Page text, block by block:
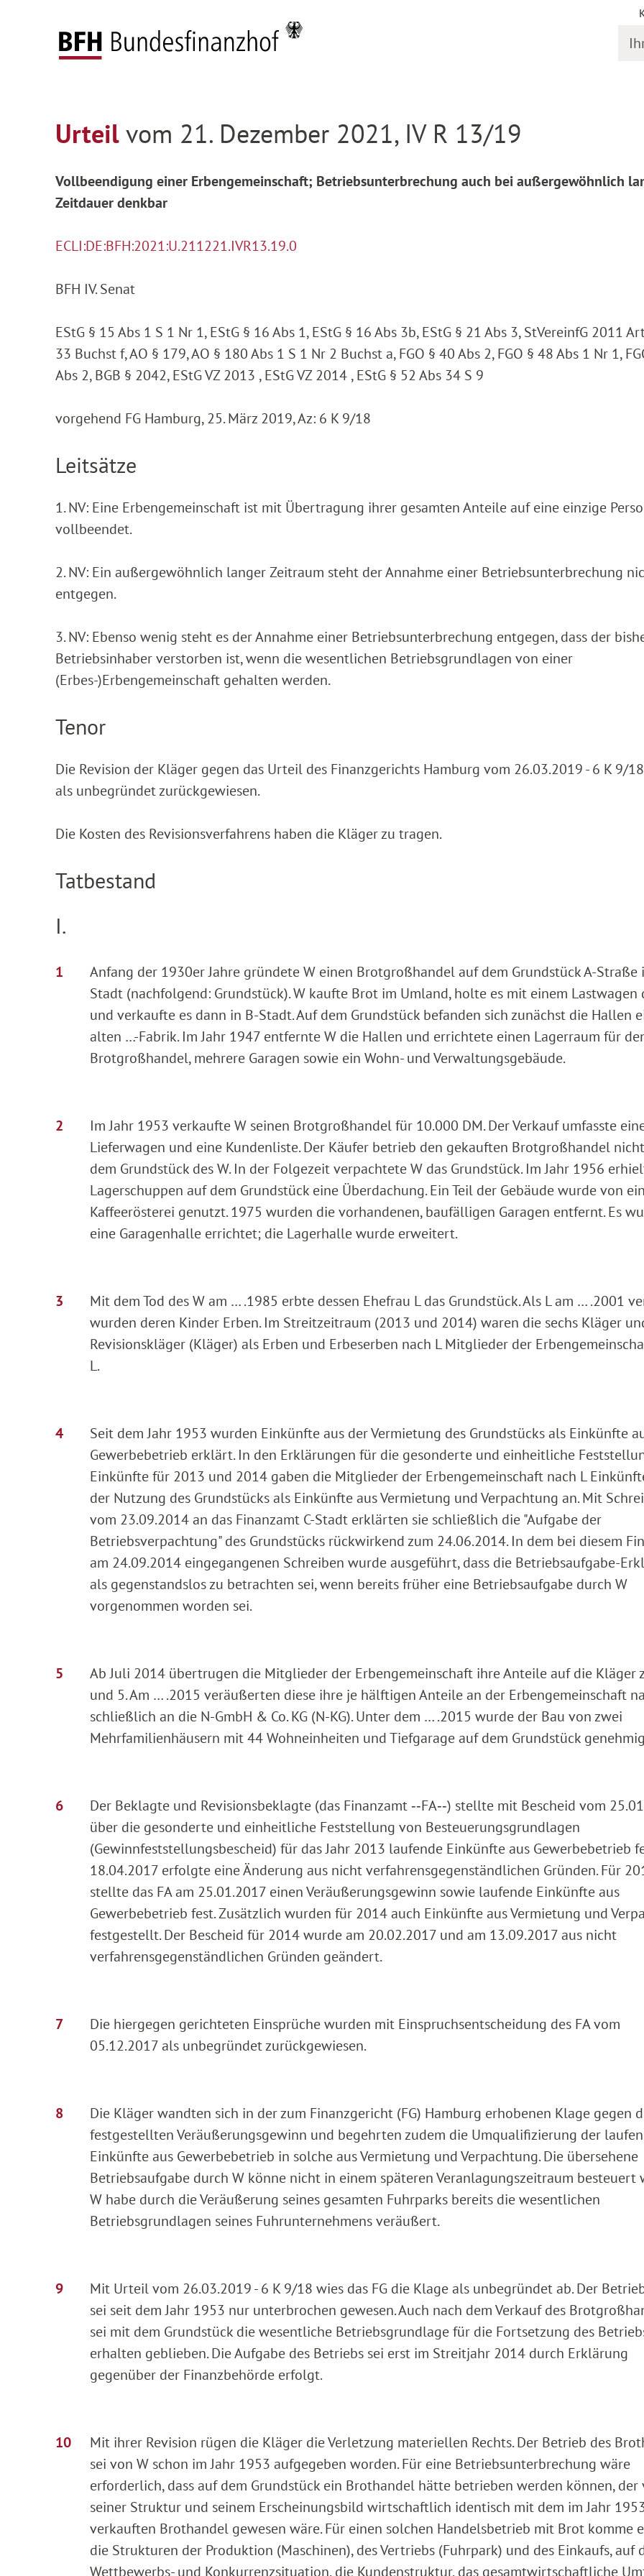
Startseite
Urteilvom 21. Dezember 2021, IV R 13/19
Vollbeendigung einer Erbengemeinschaft; Betriebsunterbrechung auch bei außergewöhnlich
Zeitdauer denkbar
ECLI:DE:BFH:2021:U.211221.IVR13.19.0
BFH IV. Senat
EStG § 15 Abs 1 S 1 Nr 1, EStG § 16 Abs 1, EStG § 16 Abs 3b, EStG § 21 Abs 3, StVereinfG 2011
33 Buchst f, AO § 179, AO § 180 Abs 1 S 1 Nr 2 Buchst a, FGO § 40 Abs 2, FGO § 48 Abs 1 Nr 1,
Abs 2, BGB § 2042, EStG VZ 2013 , EStG VZ 2014 , EStG § 52 Abs 34 S 9
vorgehend FG Hamburg, 25. März 2019, Az: 6 K 9/18
Leitsätze
1. NV: Eine Erbengemeinschaft ist mit Übertragung ihrer gesamten Anteile auf eine einzige
vollbeendet.
2. NV: Ein außergewöhnlich langer Zeitraum steht der Annahme einer Betriebsunterbrechung
entgegen.
3. NV: Ebenso wenig steht es der Annahme einer Betriebsunterbrechung entgegen, dass der
Betriebsinhaber verstorben ist, wenn die wesentlichen Betriebsgrundlagen von einer
(Erbes-)Erbengemeinschaft gehalten werden.
Tenor
Die Revision der Kläger gegen das Urteil des Finanzgerichts Hamburg vom 26.03.2019 - 6 K 9/
als unbegründet zurückgewiesen.
Die Kosten des Revisionsverfahrens haben die Kläger zu tragen.
Tatbestand
I.
Anfang der 1930er Jahre gründete W einen Brotgroßhandel auf dem Grundstück A-Straße
Stadt (nachfolgend: Grundstück). W kaufte Brot im Umland, holte es mit einem Lastwagen
und verkaufte es dann in B-Stadt. Auf dem Grundstück befanden sich zunächst die Hallen
alten …-Fabrik. Im Jahr 1947 entfernte W die Hallen und errichtete einen Lagerraum für
Brotgroßhandel, mehrere Garagen sowie ein Wohn- und Verwaltungsgebäude.
Im Jahr 1953 verkaufte W seinen Brotgroßhandel für 10.000 DM. Der Verkauf umfasste
Lieferwagen und eine Kundenliste. Der Käufer betrieb den gekauften Brotgroßhandel
dem Grundstück des W. In der Folgezeit verpachtete W das Grundstück. Im Jahr 1956
Lagerschuppen auf dem Grundstück eine Überdachung. Ein Teil der Gebäude wurde von
Kaffeerösterei genutzt. 1975 wurden die vorhandenen, baufälligen Garagen entfernt. Es
eine Garagenhalle errichtet; die Lagerhalle wurde erweitert.
Mit dem Tod des W am … .1985 erbte dessen Ehefrau L das Grundstück. Als L am … .2001
wurden deren Kinder Erben. Im Streitzeitraum (2013 und 2014) waren die sechs Kläger
Revisionskläger (Kläger) als Erben und Erbeserben nach L Mitglieder der
L.
Seit dem Jahr 1953 wurden Einkünfte aus der Vermietung des Grundstücks als Einkünfte
Gewerbebetrieb erklärt. In den Erklärungen für die gesonderte und einheitliche
Einkünfte für 2013 und 2014 gaben die Mitglieder der Erbengemeinschaft nach L
der Nutzung des Grundstücks als Einkünfte aus Vermietung und Verpachtung an. Mit
vom 23.09.2014 an das Finanzamt C-Stadt erklärten sie schließlich die "Aufgabe der
Betriebsverpachtung" des Grundstücks rückwirkend zum 24.06.2014. In dem bei diesem
am 24.09.2014 eingegangenen Schreiben wurde ausgeführt, dass die Betriebsaufgabe-
als gegenstandslos zu betrachten sei, wenn bereits früher eine Betriebsaufgabe durch W
vorgenommen worden sei.
Ab Juli 2014 übertrugen die Mitglieder der Erbengemeinschaft ihre Anteile auf die Kläger
und 5. Am … .2015 veräußerten diese ihre je hälftigen Anteile an der Erbengemeinschaft
schließlich an die N-GmbH & Co. KG (N-KG). Unter dem … .2015 wurde der Bau von zwei
Mehrfamilienhäusern mit 44 Wohneinheiten und Tiefgarage auf dem Grundstück
Der Beklagte und Revisionsbeklagte (das Finanzamt ‑‑FA‑‑) stellte mit Bescheid vom
über die gesonderte und einheitliche Feststellung von Besteuerungsgrundlagen
(Gewinnfeststellungsbescheid) für das Jahr 2013 laufende Einkünfte aus Gewerbebetrieb
18.04.2017 erfolgte eine Änderung aus nicht verfahrensgegenständlichen Gründen. Für
stellte das FA am 25.01.2017 einen Veräußerungsgewinn sowie laufende Einkünfte aus
Gewerbebetrieb fest. Zusätzlich wurden für 2014 auch Einkünfte aus Vermietung und
festgestellt. Der Bescheid für 2014 wurde am 20.02.2017 und am 13.09.2017 aus nicht
verfahrensgegenständlichen Gründen geändert.
Die hiergegen gerichteten Einsprüche wurden mit Einspruchsentscheidung des FA vom
05.12.2017 als unbegründet zurückgewiesen.
Die Kläger wandten sich in der zum Finanzgericht (FG) Hamburg erhobenen Klage gegen
festgestellten Veräußerungsgewinn und begehrten zudem die Umqualifizierung der
Einkünfte aus Gewerbebetrieb in solche aus Vermietung und Verpachtung. Die übersehene
Betriebsaufgabe durch W könne nicht in einem späteren Veranlagungszeitraum besteuert
W habe durch die Veräußerung seines gesamten Fuhrparks bereits die wesentlichen
Betriebsgrundlagen seines Fuhrunternehmens veräußert.
Mit Urteil vom 26.03.2019 - 6 K 9/18 wies das FG die Klage als unbegründet ab. Der
sei seit dem Jahr 1953 nur unterbrochen gewesen. Auch nach dem Verkauf des
sei mit dem Grundstück die wesentliche Betriebsgrundlage für die Fortsetzung des
erhalten geblieben. Die Aufgabe des Betriebs sei erst im Streitjahr 2014 durch Erklärung
gegenüber der Finanzbehörde erfolgt.
Mit ihrer Revision rügen die Kläger die Verletzung materiellen Rechts. Der Betrieb des
sei von W schon im Jahr 1953 aufgegeben worden. Für eine Betriebsunterbrechung wäre
erforderlich, dass auf dem Grundstück ein Brothandel hätte betrieben werden können, der
seiner Struktur und seinem Erscheinungsbild wirtschaftlich identisch mit dem im Jahr
verkauften Brothandel gewesen wäre. Für einen solchen Handelsbetrieb mit Brot komme
die Strukturen der Produktion (Maschinen), des Vertriebs (Fuhrpark) und des Einkaufs, auf
Wettbewerbs- und Konkurrenzsituation, die Kundenstruktur, das gesamtwirtschaftliche